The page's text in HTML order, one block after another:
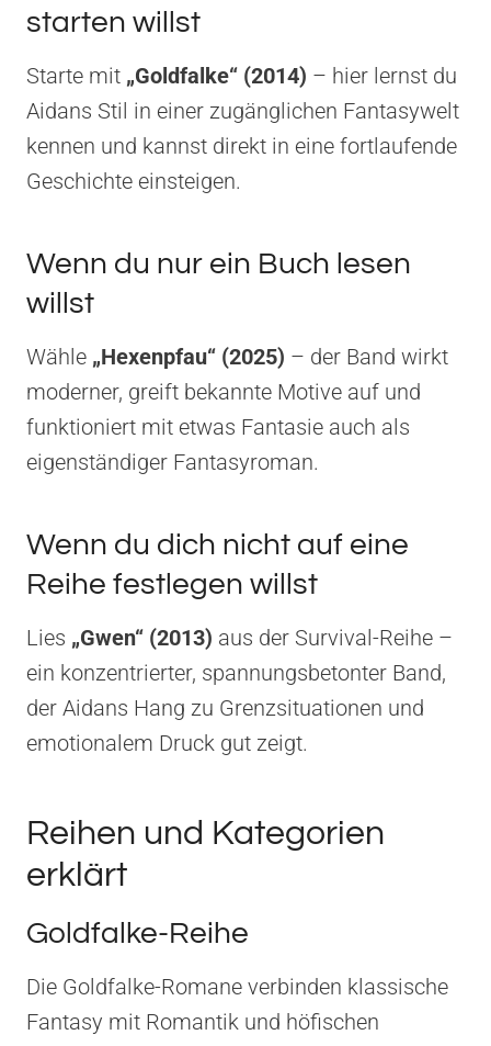
starten willst
Starte mit „Goldfalke“ (2014) – hier lernst du
Aidans Stil in einer zugänglichen Fantasywelt
kennen und kannst direkt in eine fortlaufende
Geschichte einsteigen.
Wenn du nur ein Buch lesen
willst
Wähle „Hexenpfau“ (2025) – der Band wirkt
moderner, greift bekannte Motive auf und
funktioniert mit etwas Fantasie auch als
eigenständiger Fantasyroman.
Wenn du dich nicht auf eine
Reihe festlegen willst
Lies „Gwen“ (2013) aus der Survival-Reihe –
ein konzentrierter, spannungsbetonter Band,
der Aidans Hang zu Grenzsituationen und
emotionalem Druck gut zeigt.
Reihen und Kategorien
erklärt
Goldfalke-Reihe
Die Goldfalke-Romane verbinden klassische
Fantasy mit Romantik und höfischen